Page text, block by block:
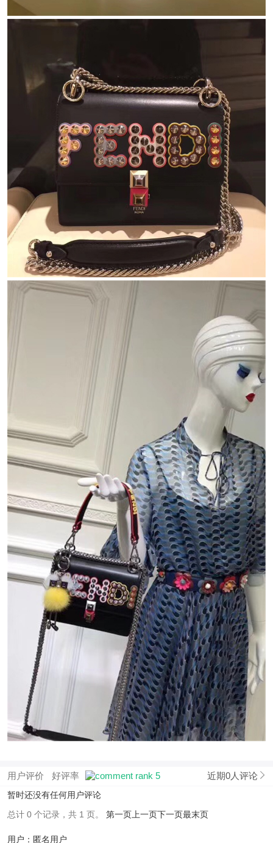
用户评价 好评率 近期0人评论
暂时还没有任何用户评论
总计 0 个记录，共 1 页。 第一页 上一页下一页最末页
用户：匿名用户